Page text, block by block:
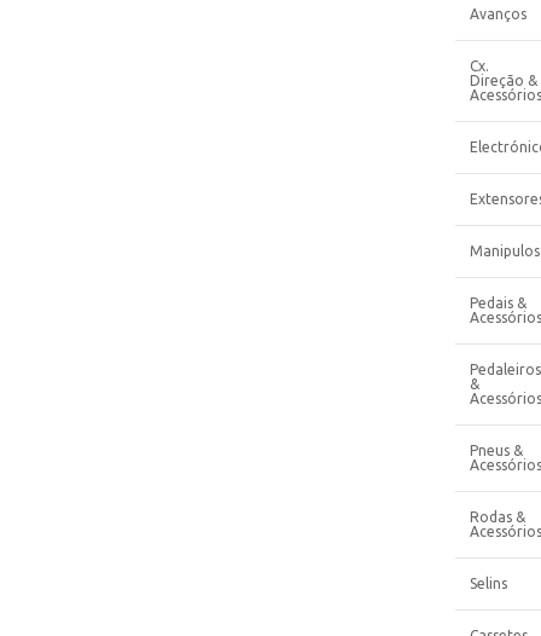
Avanços
Cx.
Direção &
Acessórios
Manipulos
Pedais &
Acessórios
Pedaleiros
&
Acessórios
Pneus &
Acessórios
Rodas &
Acessórios
Selins